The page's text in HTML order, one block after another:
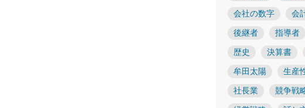
会社の数字 会
後継者 指導者
歴史 決算書
牟田太陽 生産
社長業 競争戦